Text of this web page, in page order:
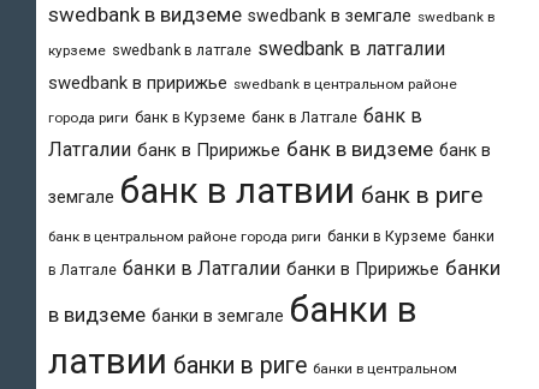
swedbank в видземе swedbank в земгале swedbank в
курземе swedbank в латгале swedbank в латгалии
swedbank в пририжье swedbank в центральном районе
города риги банк в Курземе банк в Латгале банк в
Латгалии банк в Пририжье банк в видземе банк в
земгале банк в латвии банк в риге
банк в центральном районе города риги банки в Курземе банки
в Латгале банки в Латгалии банки в Пририжье банки
в видземе банки в земгале банки в
латвии банки в риге банки в центральном